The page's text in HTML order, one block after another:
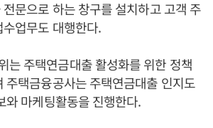
문으로 하는 창구를 설치하고 고객 주
업무도 대행한다.
는 주택연금대출 활성화를 위한 정책
주택금융공사는 주택연금대출 인지도
와 마케팅활동을 진행한다.